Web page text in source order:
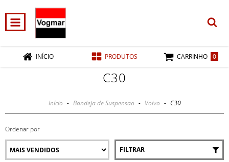
INÍCIO PRODUTOS CARRINHO 0
C30
Início - Bandeja de Suspensao - Volvo - C30
Ordenar por
FILTRAR